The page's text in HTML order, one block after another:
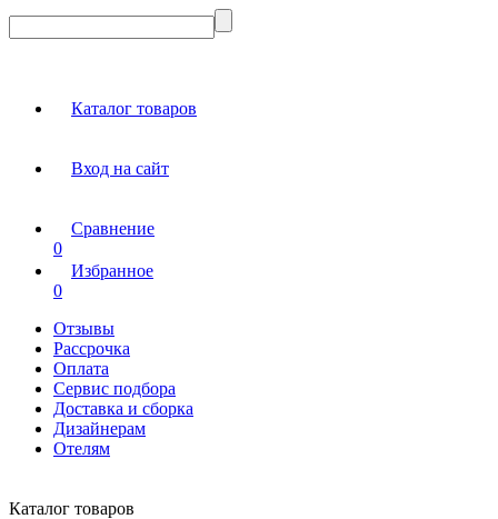
Каталог товаров
Вход на сайт
Сравнение
0
Избранное
0
Отзывы
Рассрочка
Оплата
Сервис подбора
Доставка и сборка
Дизайнерам
Отелям
Каталог товаров